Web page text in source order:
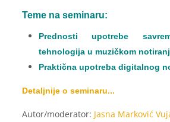
Teme na seminaru:
Prednosti upotrebe
tehnologija u muzičkom
Praktična upotreba digitalnog
Detaljnije o seminaru...
Autor/moderator: Jasna Marković